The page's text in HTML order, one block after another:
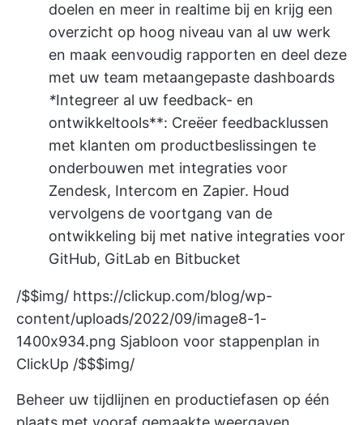
doelen en meer in realtime bij en krijg een
overzicht op hoog niveau van al uw werk
en maak eenvoudig rapporten en deel deze
met uw team metaangepaste dashboards
*Integreer al uw feedback- en
ontwikkeltools**: Creëer feedbacklussen
met klanten om productbeslissingen te
onderbouwen met integraties voor
Zendesk, Intercom en Zapier. Houd
vervolgens de voortgang van de
ontwikkeling bij met native integraties voor
GitHub, GitLab en Bitbucket
/$$img/ https://clickup.com/blog/wp-
content/uploads/2022/09/image8-1-
1400x934.png Sjabloon voor stappenplan in
ClickUp /$$$img/
Beheer uw tijdlijnen en productiefasen op één